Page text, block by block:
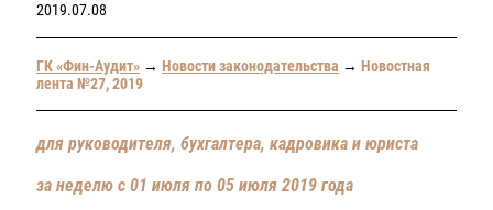
2019.07.08
ГК «Фин-Аудит» → Новости законодательства → Новостная
лента №27, 2019
для руководителя, бухгалтера, кадровика и юриста
за неделю с 01 июля по 05 июля 2019 года